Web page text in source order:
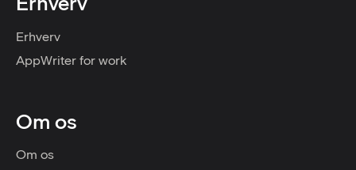
Erhverv
AppWriter for work
Om os
Om os